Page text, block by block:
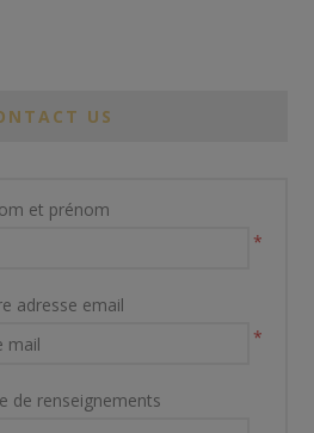
US
et prénom
*
adresse email
*
de renseignements